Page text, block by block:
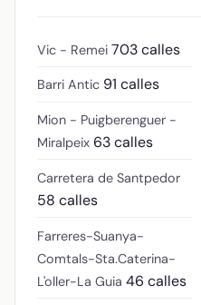
Vic - Remei 703 calles
Barri Antic 91 calles
Mion - Puigberenguer -
Miralpeix 63 calles
Carretera de Santpedor
58 calles
Farreres-Suanya-
Comtals-Sta.Caterina-
L'oller-La Guia 46 calles